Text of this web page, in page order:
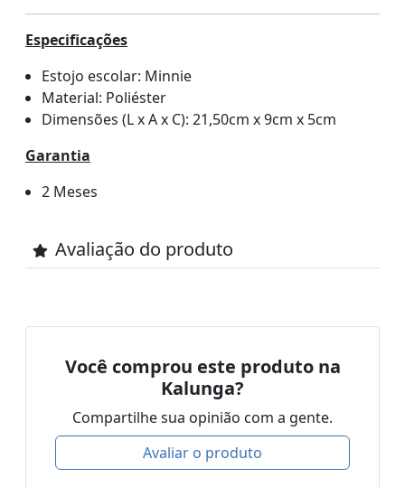
Especificações
Estojo escolar: Minnie
Material: Poliéster
Dimensões (L x A x C): 21,50cm x 9cm x 5cm
Garantia
2 Meses
Avaliação do produto
Você comprou este produto na
Kalunga?
Compartilhe sua opinião com a gente.
Avaliar o produto